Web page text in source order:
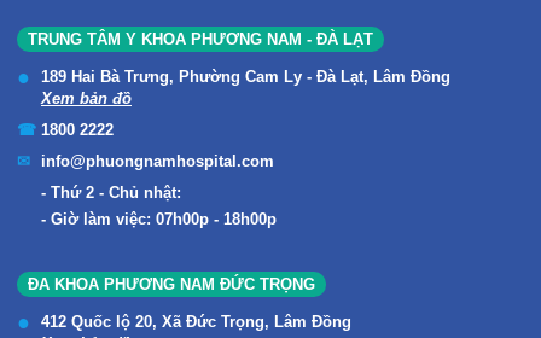
TRUNG TÂM Y KHOA PHƯƠNG NAM - ĐÀ LẠT
189 Hai Bà Trưng, Phường Cam Ly - Đà Lạt, Lâm Đồng
Xem bản đồ
1800 2222
info@phuongnamhospital.com
Thứ 2 - Chủ nhật:
Giờ làm việc: 07h00p - 18h00p
ĐA KHOA PHƯƠNG NAM ĐỨC TRỌNG
412 Quốc lộ 20, Xã Đức Trọng, Lâm Đồng